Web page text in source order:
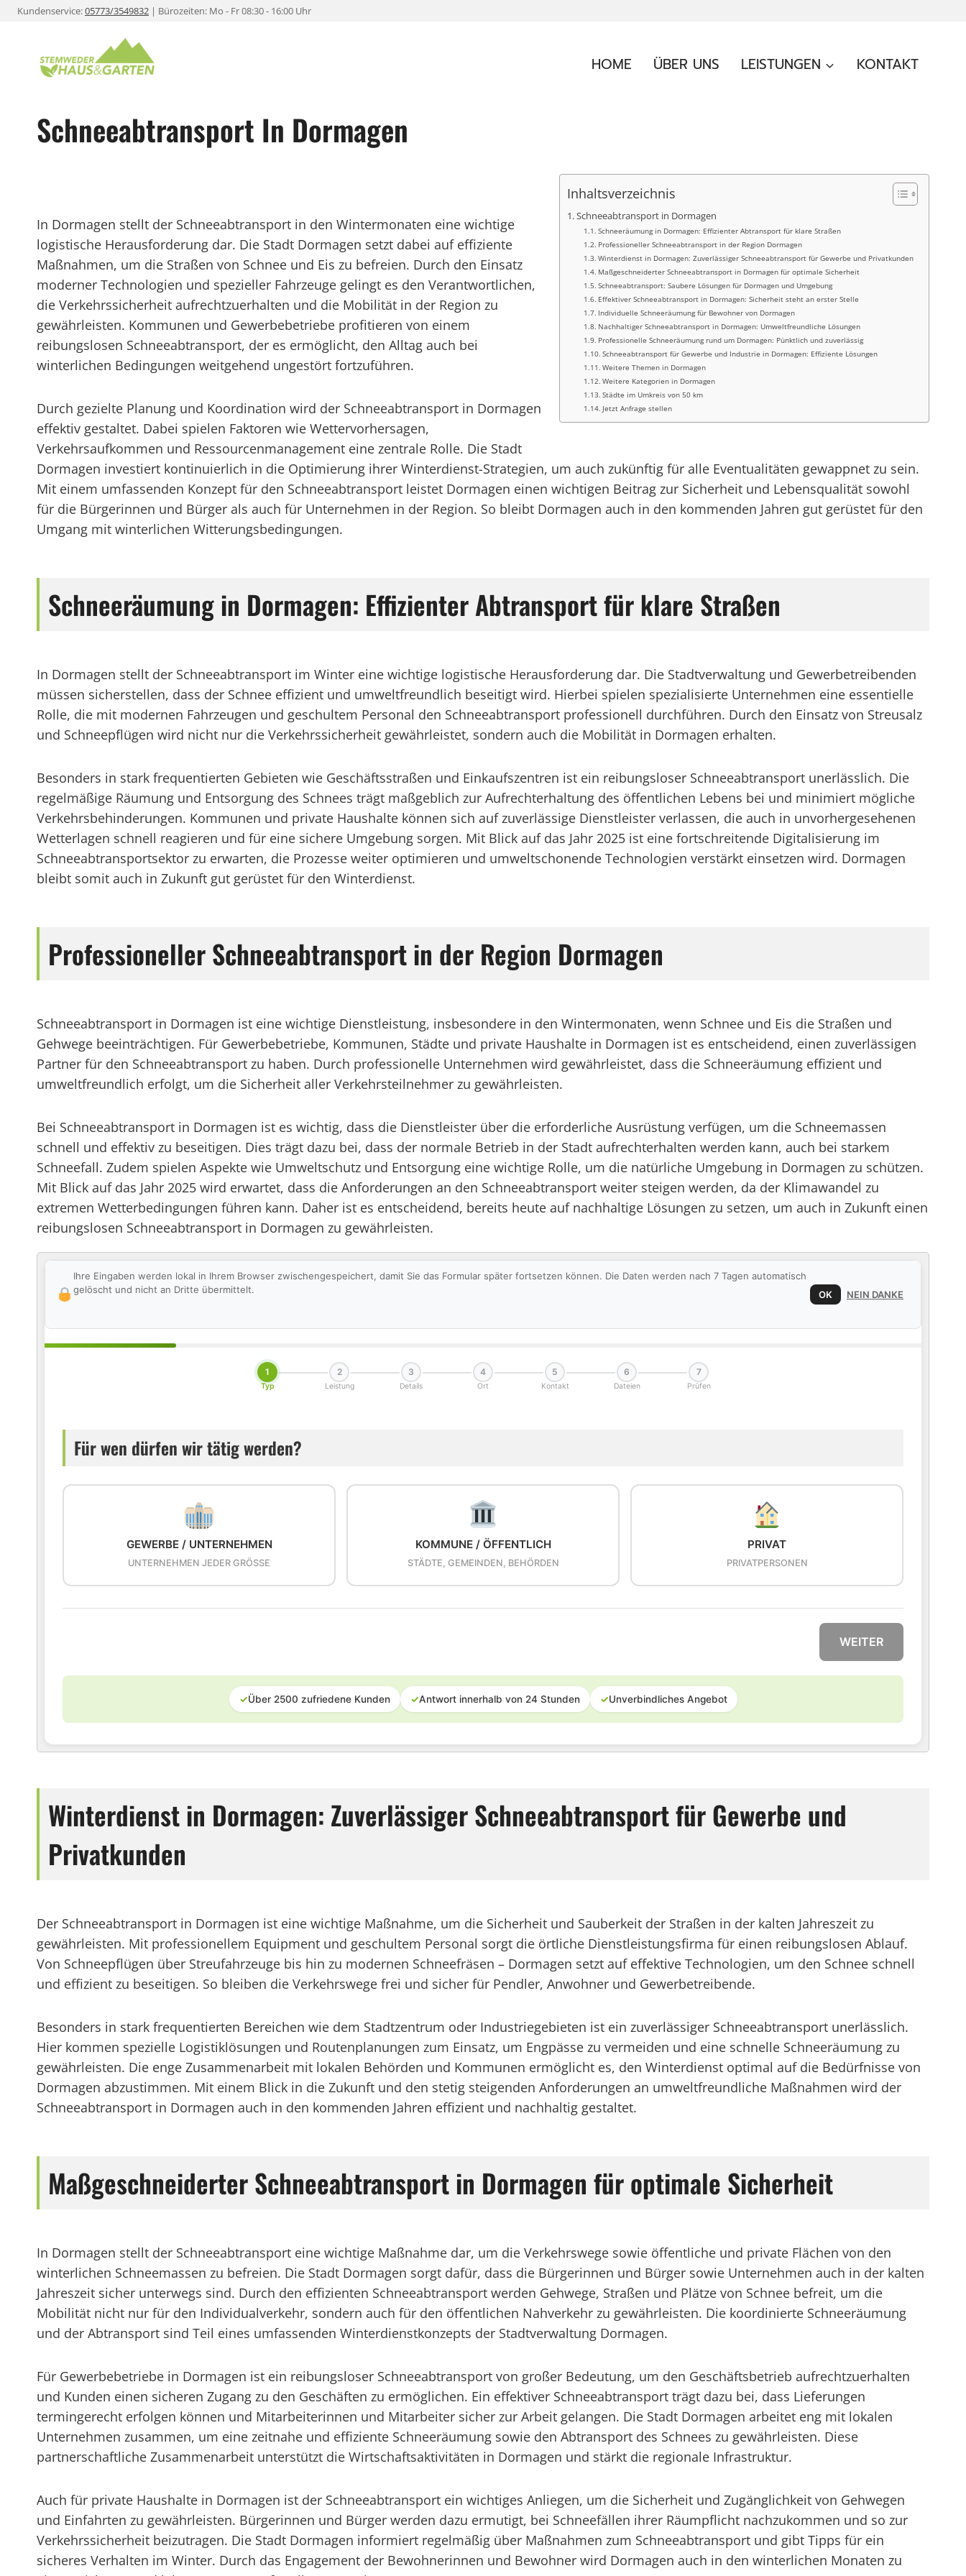
ZumKundenservice:05773/3549832 | Bürozeiten: Mo - Fr 08:30 - 16:00 Uhr
HOME ÜBER UNS LEISTUNGEN KONTAKT
Schneeabtransport In Dormagen
Inhaltsverzeichnis
Schneeabtransport in Dormagen
Schneeräumung in Dormagen: Effizienter Abtransport für klare Straßen
Professioneller Schneeabtransport in der Region Dormagen
Winterdienst in Dormagen: Zuverlässiger Schneeabtransport für Gewerbe und Privatkunden
Maßgeschneiderter Schneeabtransport in Dormagen für optimale Sicherheit
Schneeabtransport: Saubere Lösungen für Dormagen und Umgebung
Effektiver Schneeabtransport in Dormagen: Sicherheit steht an erster Stelle
Individuelle Schneeräumung für Bewohner von Dormagen
Nachhaltiger Schneeabtransport in Dormagen: Umweltfreundliche Lösungen
Professionelle Schneeräumung rund um Dormagen: Pünktlich und zuverlässig
Schneeabtransport für Gewerbe und Industrie in Dormagen: Effiziente Lösungen
Weitere Themen in Dormagen
Weitere Kategorien in Dormagen
Städte im Umkreis von 50 km
Jetzt Anfrage stellen
In Dormagen stellt der Schneeabtransport in den Wintermonaten eine wichtige
logistische Herausforderung dar. Die Stadt Dormagen setzt dabei auf effiziente
Maßnahmen, um die Straßen von Schnee und Eis zu befreien. Durch den Einsatz
moderner Technologien und spezieller Fahrzeuge gelingt es den Verantwortlichen,
die Verkehrssicherheit aufrechtzuerhalten und die Mobilität in der Region zu
gewährleisten. Kommunen und Gewerbebetriebe profitieren von einem
reibungslosen Schneeabtransport, der es ermöglicht, den Alltag auch bei
winterlichen Bedingungen weitgehend ungestört fortzuführen.
Durch gezielte Planung und Koordination wird der Schneeabtransport in Dormagen
effektiv gestaltet. Dabei spielen Faktoren wie Wettervorhersagen,
Verkehrsaufkommen und Ressourcenmanagement eine zentrale Rolle. Die Stadt
Dormagen investiert kontinuierlich in die Optimierung ihrer Winterdienst-Strategien, um auch zukünftig für alle Eventualitäten gewappnet zu sein.
Mit einem umfassenden Konzept für den Schneeabtransport leistet Dormagen einen wichtigen Beitrag zur Sicherheit und Lebensqualität sowohl
für die Bürgerinnen und Bürger als auch für Unternehmen in der Region. So bleibt Dormagen auch in den kommenden Jahren gut gerüstet für den
Umgang mit winterlichen Witterungsbedingungen.
Schneeräumung in Dormagen: Effizienter Abtransport für klare Straßen
In Dormagen stellt der Schneeabtransport im Winter eine wichtige logistische Herausforderung dar. Die Stadtverwaltung und Gewerbetreibenden
müssen sicherstellen, dass der Schnee effizient und umweltfreundlich beseitigt wird. Hierbei spielen spezialisierte Unternehmen eine essentielle
Rolle, die mit modernen Fahrzeugen und geschultem Personal den Schneeabtransport professionell durchführen. Durch den Einsatz von Streusalz
und Schneepflügen wird nicht nur die Verkehrssicherheit gewährleistet, sondern auch die Mobilität in Dormagen erhalten.
Besonders in stark frequentierten Gebieten wie Geschäftsstraßen und Einkaufszentren ist ein reibungsloser Schneeabtransport unerlässlich. Die
regelmäßige Räumung und Entsorgung des Schnees trägt maßgeblich zur Aufrechterhaltung des öffentlichen Lebens bei und minimiert mögliche
Verkehrsbehinderungen. Kommunen und private Haushalte können sich auf zuverlässige Dienstleister verlassen, die auch in unvorhergesehenen
Wetterlagen schnell reagieren und für eine sichere Umgebung sorgen. Mit Blick auf das Jahr 2025 ist eine fortschreitende Digitalisierung im
Schneeabtransportsektor zu erwarten, die Prozesse weiter optimieren und umweltschonende Technologien verstärkt einsetzen wird. Dormagen
bleibt somit auch in Zukunft gut gerüstet für den Winterdienst.
Professioneller Schneeabtransport in der Region Dormagen
Schneeabtransport in Dormagen ist eine wichtige Dienstleistung, insbesondere in den Wintermonaten, wenn Schnee und Eis die Straßen und
Gehwege beeinträchtigen. Für Gewerbebetriebe, Kommunen, Städte und private Haushalte in Dormagen ist es entscheidend, einen zuverlässigen
Partner für den Schneeabtransport zu haben. Durch professionelle Unternehmen wird gewährleistet, dass die Schneeräumung effizient und
umweltfreundlich erfolgt, um die Sicherheit aller Verkehrsteilnehmer zu gewährleisten.
Bei Schneeabtransport in Dormagen ist es wichtig, dass die Dienstleister über die erforderliche Ausrüstung verfügen, um die Schneemassen
schnell und effektiv zu beseitigen. Dies trägt dazu bei, dass der normale Betrieb in der Stadt aufrechterhalten werden kann, auch bei starkem
Schneefall. Zudem spielen Aspekte wie Umweltschutz und Entsorgung eine wichtige Rolle, um die natürliche Umgebung in Dormagen zu schützen.
Mit Blick auf das Jahr 2025 wird erwartet, dass die Anforderungen an den Schneeabtransport weiter steigen werden, da der Klimawandel zu
extremen Wetterbedingungen führen kann. Daher ist es entscheidend, bereits heute auf nachhaltige Lösungen zu setzen, um auch in Zukunft einen
reibungslosen Schneeabtransport in Dormagen zu gewährleisten.
Ihre Eingaben werden lokal in Ihrem Browser zwischengespeichert, damit Sie das Formular später fortsetzen können. Die Daten werden nach 7 Tagen automatisch
gelöscht und nicht an Dritte übermittelt.
OK NEIN DANKE
1
Typ
2
Leistung
3
Details
4
Ort
5
Kontakt
6
Dateien
7
Prüfen
Für wen dürfen wir tätig werden?
GEWERBE / UNTERNEHMEN
UNTERNEHMEN JEDER GRÖSSE
KOMMUNE / ÖFFENTLICH
STÄDTE, GEMEINDEN, BEHÖRDEN
PRIVAT
PRIVATPERSONEN
WEITER
✓Über 2500 zufriedene Kunden ✓Antwort innerhalb von 24 Stunden ✓Unverbindliches Angebot
Winterdienst in Dormagen: Zuverlässiger Schneeabtransport für Gewerbe und
Privatkunden
Der Schneeabtransport in Dormagen ist eine wichtige Maßnahme, um die Sicherheit und Sauberkeit der Straßen in der kalten Jahreszeit zu
gewährleisten. Mit professionellem Equipment und geschultem Personal sorgt die örtliche Dienstleistungsfirma für einen reibungslosen Ablauf.
Von Schneepflügen über Streufahrzeuge bis hin zu modernen Schneefräsen – Dormagen setzt auf effektive Technologien, um den Schnee schnell
und effizient zu beseitigen. So bleiben die Verkehrswege frei und sicher für Pendler, Anwohner und Gewerbetreibende.
Besonders in stark frequentierten Bereichen wie dem Stadtzentrum oder Industriegebieten ist ein zuverlässiger Schneeabtransport unerlässlich.
Hier kommen spezielle Logistiklösungen und Routenplanungen zum Einsatz, um Engpässe zu vermeiden und eine schnelle Schneeräumung zu
gewährleisten. Die enge Zusammenarbeit mit lokalen Behörden und Kommunen ermöglicht es, den Winterdienst optimal auf die Bedürfnisse von
Dormagen abzustimmen. Mit einem Blick in die Zukunft und den stetig steigenden Anforderungen an umweltfreundliche Maßnahmen wird der
Schneeabtransport in Dormagen auch in den kommenden Jahren effizient und nachhaltig gestaltet.
Maßgeschneiderter Schneeabtransport in Dormagen für optimale Sicherheit
In Dormagen stellt der Schneeabtransport eine wichtige Maßnahme dar, um die Verkehrswege sowie öffentliche und private Flächen von den
winterlichen Schneemassen zu befreien. Die Stadt Dormagen sorgt dafür, dass die Bürgerinnen und Bürger sowie Unternehmen auch in der kalten
Jahreszeit sicher unterwegs sind. Durch den effizienten Schneeabtransport werden Gehwege, Straßen und Plätze von Schnee befreit, um die
Mobilität nicht nur für den Individualverkehr, sondern auch für den öffentlichen Nahverkehr zu gewährleisten. Die koordinierte Schneeräumung
und der Abtransport sind Teil eines umfassenden Winterdienstkonzepts der Stadtverwaltung Dormagen.
Für Gewerbebetriebe in Dormagen ist ein reibungsloser Schneeabtransport von großer Bedeutung, um den Geschäftsbetrieb aufrechtzuerhalten
und Kunden einen sicheren Zugang zu den Geschäften zu ermöglichen. Ein effektiver Schneeabtransport trägt dazu bei, dass Lieferungen
termingerecht erfolgen können und Mitarbeiterinnen und Mitarbeiter sicher zur Arbeit gelangen. Die Stadt Dormagen arbeitet eng mit lokalen
Unternehmen zusammen, um eine zeitnahe und effiziente Schneeräumung sowie den Abtransport des Schnees zu gewährleisten. Diese
partnerschaftliche Zusammenarbeit unterstützt die Wirtschaftsaktivitäten in Dormagen und stärkt die regionale Infrastruktur.
Auch für private Haushalte in Dormagen ist der Schneeabtransport ein wichtiges Anliegen, um die Sicherheit und Zugänglichkeit von Gehwegen
und Einfahrten zu gewährleisten. Bürgerinnen und Bürger werden dazu ermutigt, bei Schneefällen ihrer Räumpflicht nachzukommen und so zur
Verkehrssicherheit beizutragen. Die Stadt Dormagen informiert regelmäßig über Maßnahmen zum Schneeabtransport und gibt Tipps für ein
sicheres Verhalten im Winter. Durch das Engagement der Bewohnerinnen und Bewohner wird Dormagen auch in den winterlichen Monaten zu